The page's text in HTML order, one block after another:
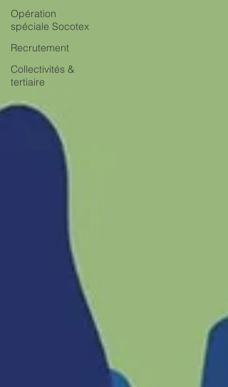
Opération
spéciale Socotex
Recrutement
Collectivités &
tertiaire